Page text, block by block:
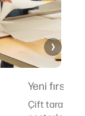
Kârı
3 litreye